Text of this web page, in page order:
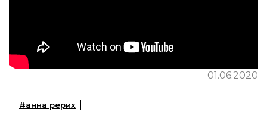
01.06.2020
#анна рерих